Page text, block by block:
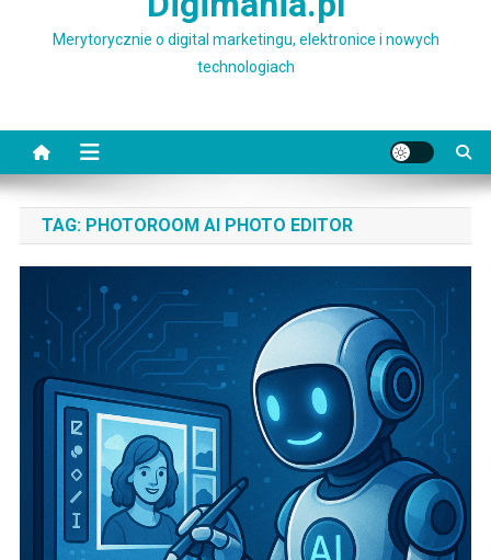
Merytorycznie o digital marketingu, elektronice i nowych
technologiach
TAG: PHOTOROOM AI PHOTO EDITOR